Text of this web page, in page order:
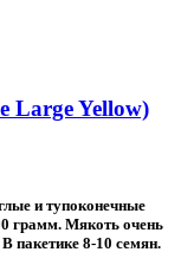
Yellow)
и тупоконечные
грамм. Мякоть очень
пакетике 8-10 семян.